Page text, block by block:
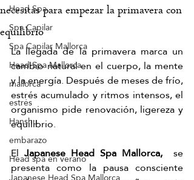
Head Spa
Spa Capilar
Spa Capilar Mallorca
Head Spa Mallorca
mallorca
estrés
Hanshu
embarazo
Head spa en verano
necesitas para empezar la primavera con
equilibrio
La llegada de la primavera marca un
cambio natural en el cuerpo, la mente
y la energía. Después de meses de frío,
estrés acumulado y ritmos intensos, el
organismo pide renovación, ligereza y
equilibrio.
El Japanese Head Spa Mallorca, se
presenta como la pausa consciente